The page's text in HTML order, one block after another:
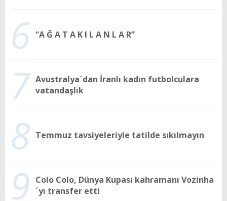
6 “A Ğ A T A K I L A N L A R”
7 Avustralya´dan İranlı kadın futbolculara
vatandaşlık
8 Temmuz tavsiyeleriyle tatilde sıkılmayın
9
Colo Colo, Dünya Kupası kahramanı Vozinha
´yı transfer etti